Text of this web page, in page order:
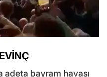
adeta bayram havası